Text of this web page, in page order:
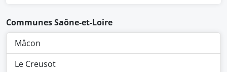
Communes Saône-et-Loire
Mâcon
Le Creusot